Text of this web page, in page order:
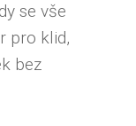
se vše
pro klid,
bez